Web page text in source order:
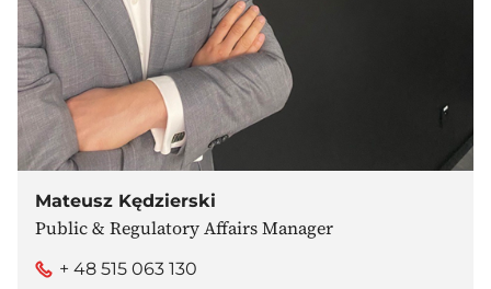
Mateusz Kędzierski
Public & Regulatory Affairs Manager
+ 48 515 063 130